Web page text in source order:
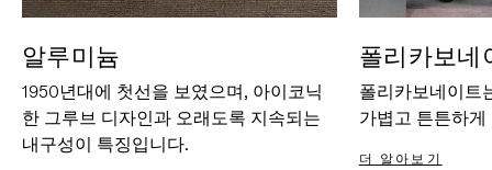
알루미늄
1950년대에 첫선을 보였으며, 아이코닉
한 그루브 디자인과 오래도록 지속되는
내구성이 특징입니다.
폴리카보네
폴리카보네이트
가볍고 튼튼하
더 알아보기